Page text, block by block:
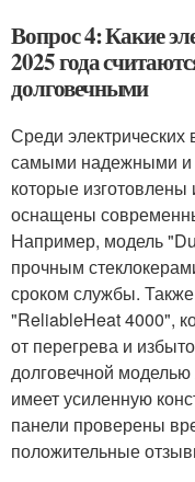
Вопрос 4: Какие
2025 года
долговечными
Среди
самыми надежными и
которые
оснащены
Например, модель
прочным
сроком службы.
"ReliableHeat 4000",
от перегрева и
долговечной
имеет усиленную
панели проверены
положительные